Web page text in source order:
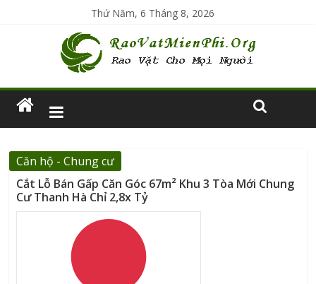
Thứ Năm, 6 Tháng 8, 2026
Căn hộ - Chung cư
Cắt Lỗ Bán Gấp Căn Góc 67m² Khu 3 Tòa Mới Chung
Cư Thanh Hà Chỉ 2,8x Tỷ